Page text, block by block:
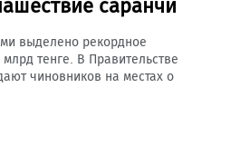
саранчи
выделено рекордное
тенге. В Правительстве
чиновников на местах о